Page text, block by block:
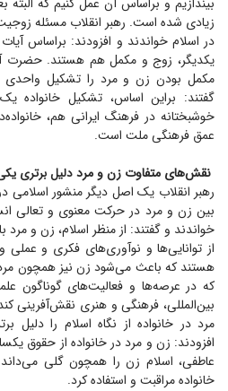
زیادی شده است. رهبر انقلاب مسئله
در اسلام خواندند و افزودند: براساس
یکدیگر، زوج و مکمل هم هستند. حضرت
مکمل بودن زن و مرد را تشکیل واحدی
گفتند: براین اساس، تشکیل
خوشبختانه در فرهنگ ایرانی هم،
عمق فرهنگی ملت است.
نقش‌های متفاوت زن و مرددلیل برتری
رهبر انقلاب یک اصل دیگر منشور اسلامی
بین زن و مرد در حرکت معنوی و تعالی
خواندند و گفتند: از منظر اسلام، زن و
از توانایی‌ها و نوآوری‌های فکری و عملی
هستند که باعث می‌شود زن نیز همچون
که در عرصه‌ها و فعالیت‌های گوناگون
بین‌المللی، فرهنگی و هنری نقش‌آفرینی
مرد در خانواده از نگاه اسلام را دلیل
افزودند: زن و مرد در خانواده از حقوق
عاطفی، اسلام زن را همچون گلی
خانواده مراقبت و استفاده کرد.